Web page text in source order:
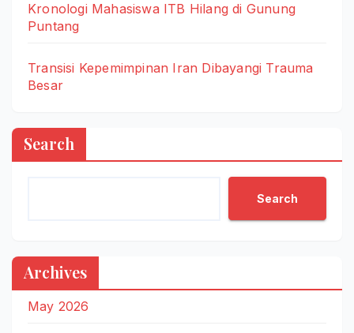
Kronologi Mahasiswa ITB Hilang di Gunung
Puntang
Transisi Kepemimpinan Iran Dibayangi Trauma
Besar
Search
Search
Archives
May 2026